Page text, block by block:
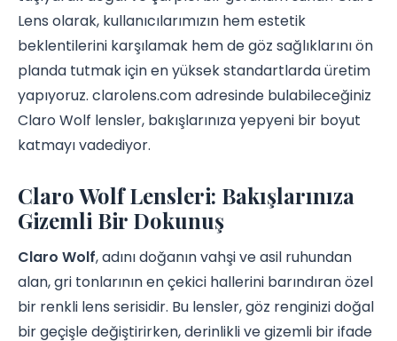
Lens olarak, kullanıcılarımızın hem estetik
beklentilerini karşılamak hem de göz sağlıklarını ön
planda tutmak için en yüksek standartlarda üretim
yapıyoruz. clarolens.com adresinde bulabileceğiniz
Claro Wolf lensler, bakışlarınıza yepyeni bir boyut
katmayı vadediyor.
Claro Wolf Lensleri: Bakışlarınıza
Gizemli Bir Dokunuş
Claro Wolf, adını doğanın vahşi ve asil ruhundan
alan, gri tonlarının en çekici hallerini barındıran özel
bir renkli lens serisidir. Bu lensler, göz renginizi doğal
bir geçişle değiştirirken, derinlikli ve gizemli bir ifade